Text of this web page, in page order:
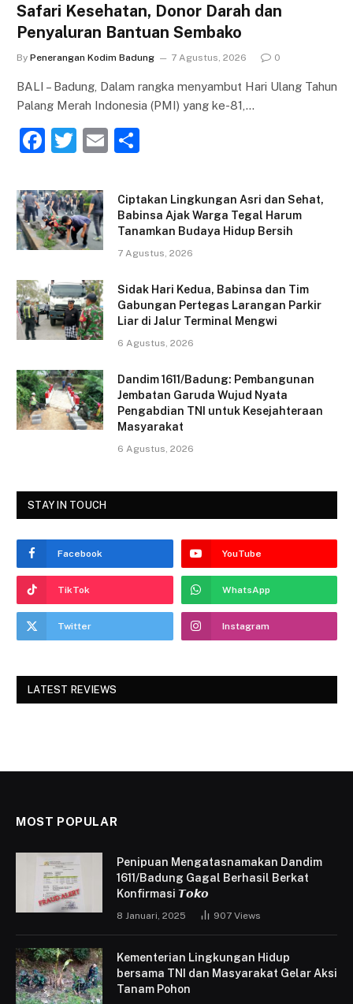
Safari Kesehatan, Donor Darah dan
Penyaluran Bantuan Sembako
By Penerangan Kodim Badung 7 Agustus, 2026 0
BALI – Badung, Dalam rangka menyambut Hari Ulang Tahun
Palang Merah Indonesia (PMI) yang ke-81,…
F
c
e
b
o
k
T
itt
er
E
ai ar
e
Ciptakan Lingkungan Asri dan Sehat,
Babinsa Ajak Warga Tegal Harum
Tanamkan Budaya Hidup Bersih
7 Agustus, 2026
Sidak Hari Kedua, Babinsa dan Tim
Gabungan Pertegas Larangan Parkir
Liar di Jalur Terminal Mengwi
6 Agustus, 2026
Dandim 1611/Badung: Pembangunan
Jembatan Garuda Wujud Nyata
Pengabdian TNI untuk Kesejahteraan
Masyarakat
6 Agustus, 2026
STAY IN TOUCH
Facebook YouTube
TikTok WhatsApp
Twitter Instagram
LATEST REVIEWS
MOST POPULAR
Penipuan Mengatasnamakan Dandim
1611/Badung Gagal Berhasil Berkat
Konfirmasi 𝙏𝙤𝙠𝙤
8 Januari, 2025 907 Views
Kementerian Lingkungan Hidup
bersama TNI dan Masyarakat Gelar Aksi
Tanam Pohon